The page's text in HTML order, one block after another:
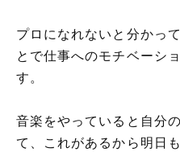
プロになれないと分かっ
とで仕事へのモチベーシ
す。
音楽をやっていると自分
て、これがあるから明日